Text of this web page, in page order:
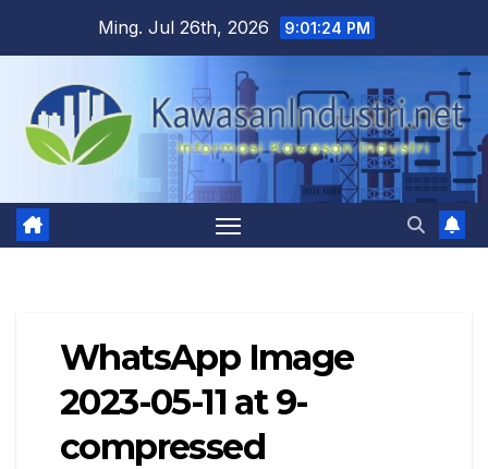
content
Ming. Jul 26th, 2026 9:01:25 PM
WhatsApp Image
2023-05-11 at 9-
compressed